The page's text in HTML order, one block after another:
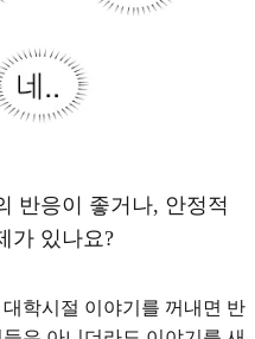
반응이 좋거나, 안정적
가 있나요?
대학시절 이야기 를 꺼내면 반